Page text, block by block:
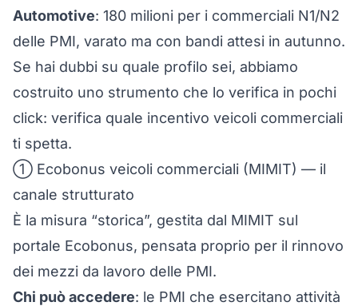
Automotive: 180 milioni per i commerciali N1/N2
delle PMI, varato ma con bandi attesi in autunno.
Se hai dubbi su quale profilo sei, abbiamo
costruito uno strumento che lo verifica in pochi
click: verifica quale incentivo veicoli commerciali
ti spetta.
① Ecobonus veicoli commerciali (MIMIT) — il
canale strutturato
È la misura “storica”, gestita dal MIMIT sul
portale Ecobonus, pensata proprio per il rinnovo
dei mezzi da lavoro delle PMI.
Chi può accedere: le PMI che esercitano attività